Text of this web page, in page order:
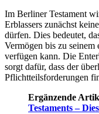
Im Berliner Testament
Erblassers zunächst keine
dürfen. Dies bedeutet,
Vermögen bis zu seinem
verfügen kann. Die
sorgt dafür, dass der
Pflichtteilsforderungen
Ergänzende
Testaments –